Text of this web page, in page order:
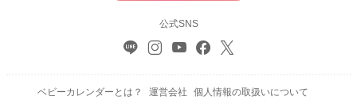
公式SNS
ベビーカレンダーとは？ 運営会社 個人情報の取扱いについて